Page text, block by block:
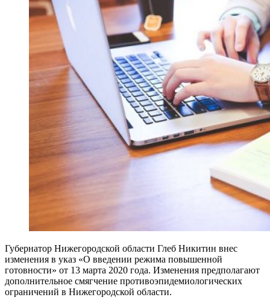
Губернатор Нижегородской области Глеб Никитин внес
изменения в указ «О введении режима повышенной
готовности» от 13 марта 2020 года. Изменения предполагают
дополнительное смягчение противоэпидемиологических
ограничений в Нижегородской области.